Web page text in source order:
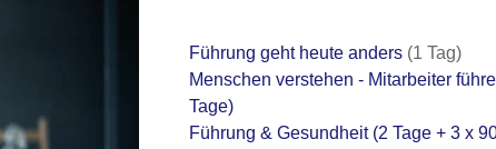
Führung geht heute anders (1 Tag)
Menschen verstehen - Mitarbeiter
Tage)
Führung & Gesundheit(2 Tage + 3 x